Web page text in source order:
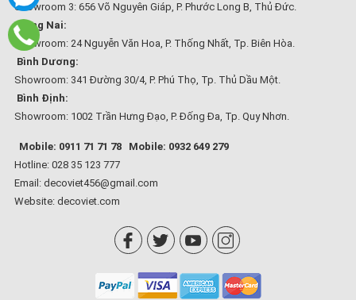
Showroom 3: 656 Võ Nguyên Giáp, P. Phước Long B, Thủ Đức.
Đồng Nai:
Showroom: 24 Nguyễn Văn Hoa, P. Thống Nhất, Tp. Biên Hòa.
Bình Dương:
Showroom: 341 Đường 30/4, P. Phú Thọ, Tp. Thủ Dầu Một.
Bình Định:
Showroom: 1002 Trần Hưng Đạo, P. Đống Đa, Tp. Quy Nhơn.
Mobile: 0911 71 71 78
Mobile: 0932 649 279
Hotline: 028 35 123 777
Email: decoviet456@gmail.com
Website: decoviet.com